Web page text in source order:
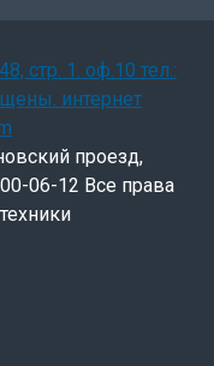
проезд,
06-12 Все права